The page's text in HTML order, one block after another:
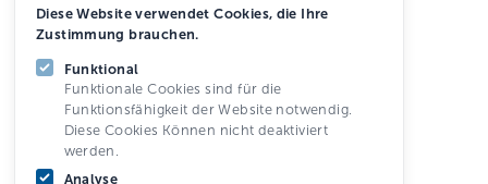
Diese Website verwendet Cookies, die Ihre
Zustimmung brauchen.
Funktional
Funktionale Cookies sind für die
Funktionsfähigkeit der Website notwendig.
Diese Cookies Können nicht deaktiviert
werden.
Analyse
Bleiben Sie auf dem Laufenden